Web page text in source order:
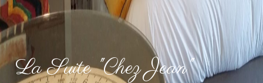
La Suite "Chez Jean"